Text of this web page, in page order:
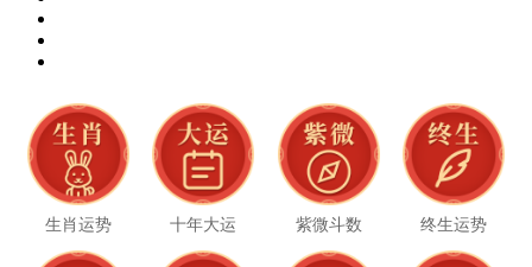
生肖运势 十年大运 紫微斗数 终生运势